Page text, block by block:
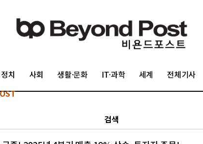
정치 사회 생활·문화 IT·과학 세계 전체기사
검색